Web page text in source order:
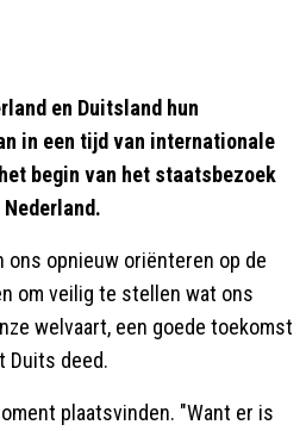
en Duitsland hun
in een tijd van internationale
begin van het staatsbezoek
ons opnieuw oriënteren op de
om veilig te stellen wat ons
welvaart, een goede toekomst
Duits deed.
plaatsvinden. "Want er is